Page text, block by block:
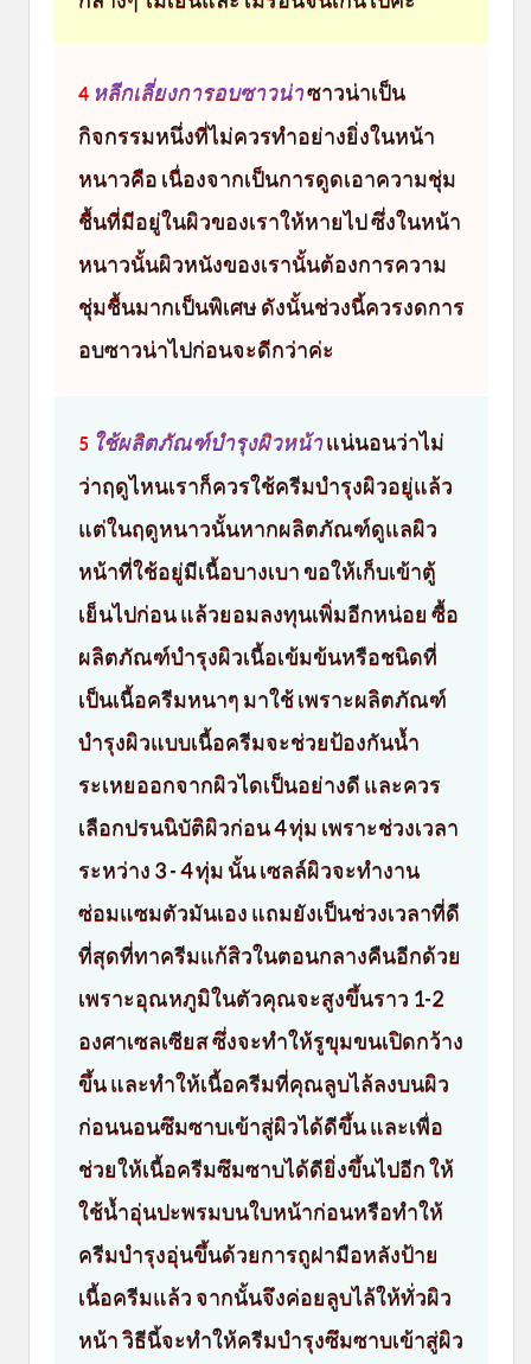
4 หลีกเลี่ยงการอบซาวน่าซาวน่าเป็น
กิจกรรมหนึ่งที่ไม่ควรทำอย่างยิ่งในหน้า
หนาวคือ เนื่องจากเป็นการดูดเอาความชุ่ม
ชื้นที่มีอยู่ในผิวของเราให้หายไป ซึ่งในหน้า
หนาวนั้นผิวหนังของเรานั้นต้องการความ
ชุ่มชื้นมากเป็นพิเศษ ดังนั้นช่วงนี้ควรงดการ
อบซาวน่าไปก่อนจะดีกว่าค่ะ
5 ใช้ผลิตภัณฑ์บำรุงผิวหน้าแน่นอนว่าไม่
ว่าฤดูไหนเราก็ควรใช้ครีมบำรุงผิวอยู่แล้ว
แต่ในฤดูหนาวนั้นหากผลิตภัณฑ์ดูแลผิว
หน้าที่ใช้อยู่มีเนื้อบางเบา ขอให้เก็บเข้าตู้
เย็นไปก่อน แล้วยอมลงทุนเพิ่มอีกหน่อย ซื้อ
ผลิตภัณฑ์บำรุงผิวเนื้อเข้มข้นหรือชนิดที่
เป็นเนื้อครีมหนาๆ มาใช้ เพราะผลิตภัณฑ์
บำรุงผิวแบบเนื้อครีมจะช่วยป้องกันน้ำ
ระเหยออกจากผิวไดเป็นอย่างดี และควร
เลือกปรนนิบัติผิวก่อน 4 ทุ่ม เพราะช่วงเวลา
ระหว่าง 3 - 4 ทุ่ม นั้น เซลล์ผิวจะทำงาน
ซ่อมแซมตัวมันเอง แถมยังเป็นช่วงเวลาที่ดี
ที่สุดที่ทาครีมแก้สิวในตอนกลางคืนอีกด้วย
เพราะอุณหภูมิในตัวคุณจะสูงขึ้นราว 1-2
องศาเซลเซียส ซึ่งจะทำให้รูขุมขนเปิดกว้าง
ขึ้น และทำให้เนื้อครีมที่คุณลูบไล้ลงบนผิว
ก่อนนอนซึมซาบเข้าสู่ผิวได้ดีขึ้น และเพื่อ
ช่วยให้เนื้อครีมซึมซาบได้ดียิ่งขึ้นไปอีก ให้
ใช้น้ำอุ่นปะพรมบนใบหน้าก่อนหรือทำให้
ครีมบำรุงอุ่นขึ้นด้วยการถูฝามือหลังป้าย
เนื้อครีมแล้ว จากนั้นจึงค่อยลูบไล้ให้ทั่วผิว
หน้า วิธีนี้จะทำให้ครีมบำรุงซึมซาบเข้าสู่ผิว